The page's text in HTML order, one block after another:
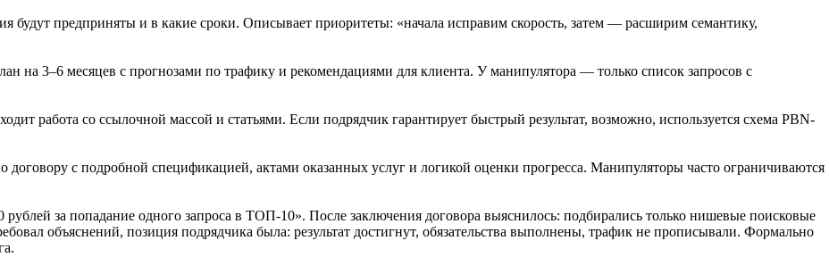
будут предприняты и в какие сроки. Описывает приоритеты: «начала исправим скорость, затем — расширим семантику,
на 3–6 месяцев с прогнозами по трафику и рекомендациями для клиента. У манипулятора — только список запросов с
работа со ссылочной массой и статьями. Если подрядчик гарантирует быстрый результат, возможно, используется схема PBN-
договору с подробной спецификацией, актами оказанных услуг и логикой оценки прогресса. Манипуляторы часто ограничиваются
рублей за попадание одного запроса в ТОП-10». После заключения договора выяснилось: подбирались только нишевые поисковые
объяснений, позиция подрядчика была: результат достигнут, обязательства выполнены, трафик не прописывали. Формально